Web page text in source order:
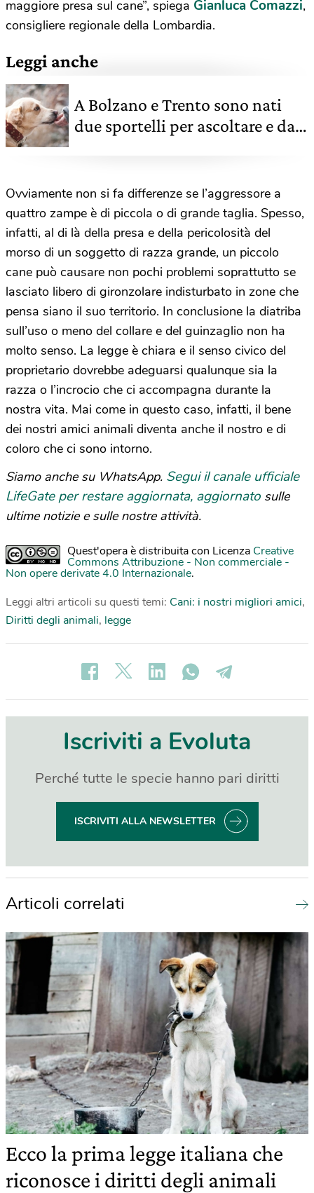
maggiore presa sul cane”, spiega Gianluca Comazzi,
consigliere regionale della Lombardia.
Leggi anche
A Bolzano e Trento sono nati
due sportelli per ascoltare e dare
Ovviamente non si fa differenze se l’aggressore a
quattro zampe è di piccola o di grande taglia. Spesso,
infatti, al di là della presa e della pericolosità del
morso di un soggetto di razza grande, un piccolo
cane può causare non pochi problemi soprattutto se
lasciato libero di gironzolare indisturbato in zone che
pensa siano il suo territorio. In conclusione la diatriba
sull’uso o meno del collare e del guinzaglio non ha
molto senso. La legge è chiara e il senso civico del
proprietario dovrebbe adeguarsi qualunque sia la
razza o l’incrocio che ci accompagna durante la
nostra vita. Mai come in questo caso, infatti, il bene
dei nostri amici animali diventa anche il nostro e di
coloro che ci sono intorno.
Siamo anche su WhatsApp. Segui il canale ufficiale
LifeGate per restare aggiornata, aggiornato sulle
ultime notizie e sulle nostre attività.
Quest'opera è distribuita con Licenza Creative
Commons Attribuzione - Non commerciale -
Non opere derivate 4.0 Internazionale.
Leggi altri articoli su questi temi: Cani: i nostri migliori amici,
Diritti degli animali, legge
Iscriviti a Evoluta
Perché tutte le specie hanno pari diritti
ISCRIVITI ALLA NEWSLETTER
Articoli correlati
Ecco la prima legge italiana che
riconosce i diritti degli animali